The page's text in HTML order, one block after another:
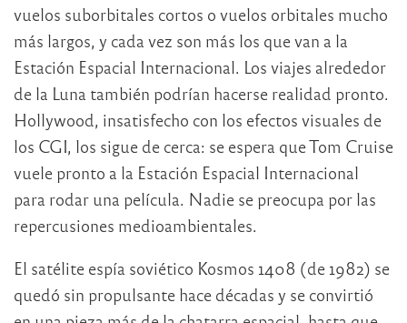
vuelos suborbitales cortos o vuelos orbitales mucho
más largos, y cada vez son más los que van a la
Estación Espacial Internacional. Los viajes alrededor
de la Luna también podrían hacerse realidad pronto.
Hollywood, insatisfecho con los efectos visuales de
los CGI, los sigue de cerca: se espera que Tom Cruise
vuele pronto a la Estación Espacial Internacional
para rodar una película. Nadie se preocupa por las
repercusiones medioambientales.
El satélite espía soviético Kosmos 1408 (de 1982) se
quedó sin propulsante hace décadas y se convirtió